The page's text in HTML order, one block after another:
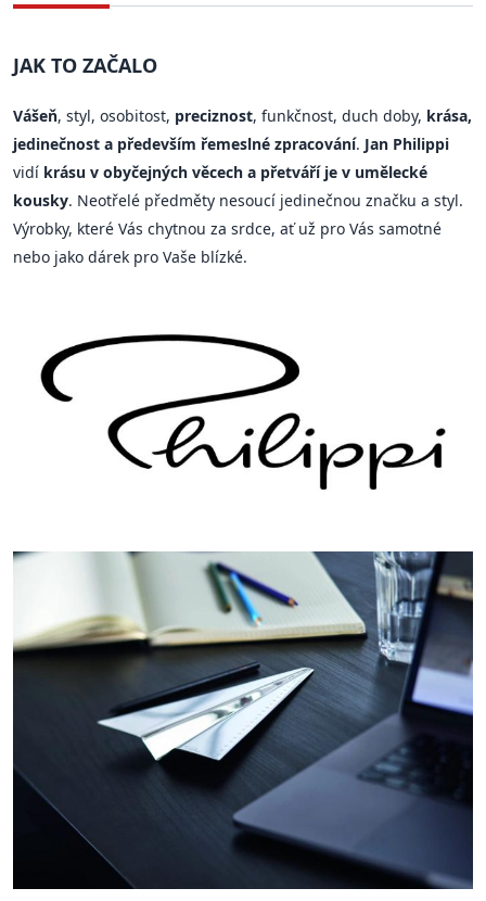
JAK TO ZAČALO
Vášeň, styl, osobitost, preciznost, funkčnost, duch doby, krása,
jedinečnost a především řemeslné zpracování. Jan Philippi
vidí krásu v obyčejných věcech a přetváří je v umělecké
kousky. Neotřelé předměty nesoucí jedinečnou značku a styl.
Výrobky, které Vás chytnou za srdce, ať už pro Vás samotné
nebo jako dárek pro Vaše blízké.